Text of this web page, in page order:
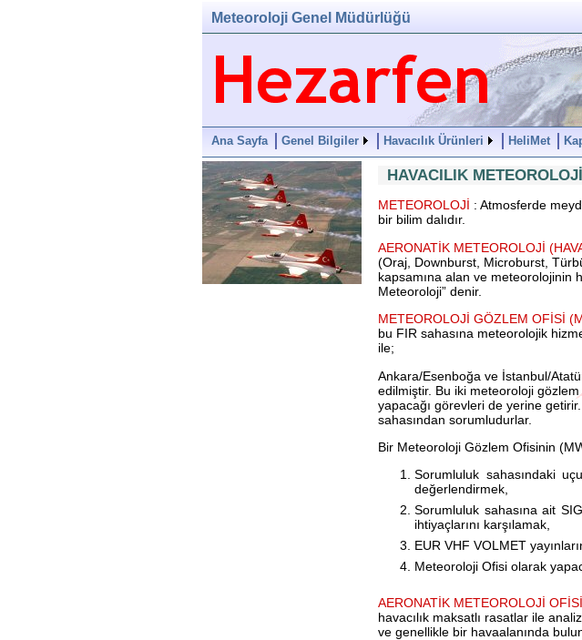
Meteoroloji Genel Müdürlüğü
Ana Sayfa Genel Bilgiler Havacılık Ürünleri HeliMet
HAVACILIK
METEOROLOJİ : Atmosferde
bir bilim dalıdır.
AERONATİK METEOROLOJİ
(Oraj, Downburst, Microburst,
kapsamına alan ve meteorolojinin
Meteoroloji” denir.
METEOROLOJİ GÖZLEM OFİSİ
bu FIR sahasına meteorolojik
ile;
Ankara/Esenboğa ve İstanbul/
edilmiştir. Bu iki meteoroloji
yapacağı görevleri de yerine
sahasından sorumludurlar.
Bir Meteoroloji Gözlem Ofisinin
Sorumluluk sahasındaki
değerlendirmek,
Sorumluluk sahasına ait
ihtiyaçlarını karşılamak,
EUR VHF VOLMET
Meteoroloji Ofisi olarak
AERONATİK METEOROLOJİ OFİSİ
havacılık maksatlı rasatlar ile
ve genellikle bir havaalanında